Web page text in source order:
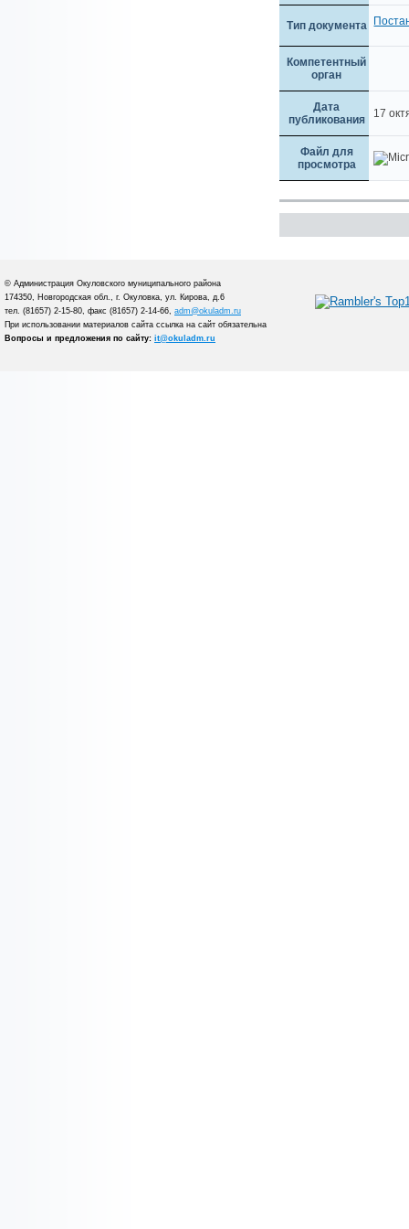
Тип документа
Компетентный
орган
Дата
публикования
17
Файл для
просмотра
© Администрация Окуловского муниципального района
174350, Новгородская обл., г. Окуловка, ул. Кирова, д.6
тел. (81657) 2-15-80, факс (81657) 2-14-66, adm@okuladm.ru
При использовании материалов сайта ссылка на сайт обязательна
Вопросы и предложения по сайту: it@okuladm.ru